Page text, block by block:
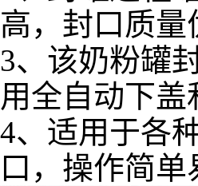
高，封口质
3、该奶粉罐
用全自动下
4、适用于各
口，操作简